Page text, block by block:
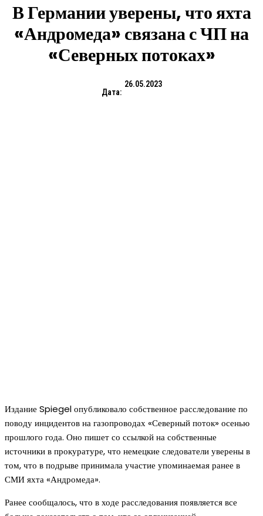
В Германии уверены, что яхта
«Андромеда» связана с ЧП на
«Северных потоках»
Дата:
26.05.2023
Издание Spiegel опубликовало собственное расследование по
поводу инцидентов на газопроводах «Северный поток» осенью
прошлого года. Оно пишет со ссылкой на собственные
источники в прокуратуре, что немецкие следователи уверены в
том, что в подрыве принимала участие упоминаемая ранее в
СМИ яхта «Андромеда».
Ранее сообщалось, что в ходе расследования появляется все